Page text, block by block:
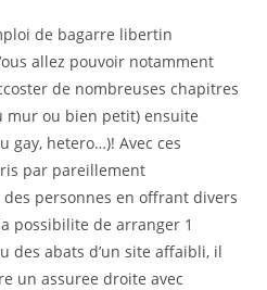
de bagarre libertin
allez pouvoir notamment
de nombreuses chapitres
mur ou bien petit) ensuite
gay, hetero…)! Avec ces
par pareillement
des personnes en offrant divers
possibilite de arranger 1
des abats d’un site affaibli, il
un assuree droite avec